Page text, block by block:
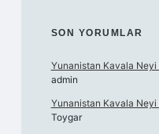
SON YORUMLAR
Yunanistan Kavala Neyi
admin
Yunanistan Kavala Neyi
Toygar